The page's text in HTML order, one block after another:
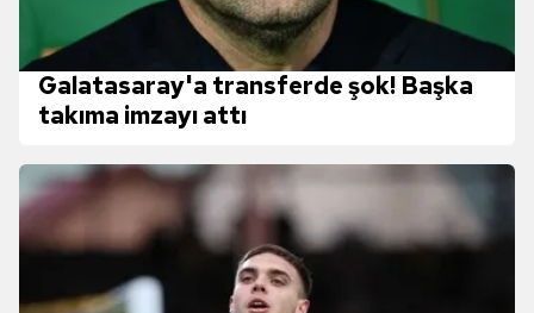
Galatasaray'a transferde şok! Başka
takıma imzayı attı